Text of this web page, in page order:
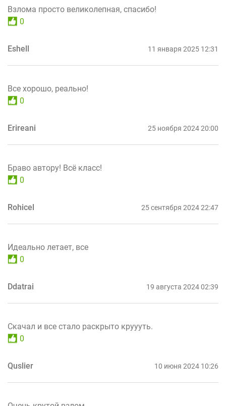
Взлома просто великолепная, спасибо!
0
Eshell 11 января 2025 12:31
Все хорошо, реально!
0
Erireani 25 ноября 2024 20:00
Браво автору! Всё класс!
0
Rohicel 25 сентября 2024 22:47
Идеально летает, все
0
Ddatrai 19 августа 2024 02:39
Скачал и все стало раскрыто круууть.
0
Quslier 10 июня 2024 10:26